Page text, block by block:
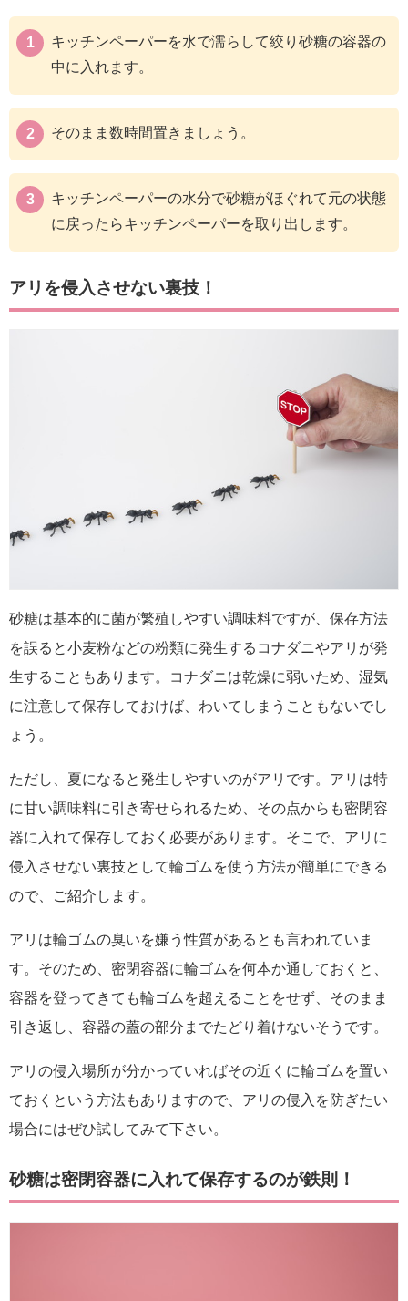
キッチンペーパーを水で濡らして絞り砂糖の容器の
中に入れます。
そのまま数時間置きましょう。
キッチンペーパーの水分で砂糖がほぐれて元の状態
に戻ったらキッチンペーパーを取り出します。
アリを侵入させない裏技！
砂糖は基本的に菌が繁殖しやすい調味料ですが、保存方法
を誤ると小麦粉などの粉類に発生するコナダニやアリが発
生することもあります。コナダニは乾燥に弱いため、湿気
に注意して保存しておけば、わいてしまうこともないでし
ょう。
ただし、夏になると発生しやすいのがアリです。アリは特
に甘い調味料に引き寄せられるため、その点からも密閉容
器に入れて保存しておく必要があります。そこで、アリに
侵入させない裏技として輪ゴムを使う方法が簡単にできる
ので、ご紹介します。
アリは輪ゴムの臭いを嫌う性質があるとも言われていま
す。そのため、密閉容器に輪ゴムを何本か通しておくと、
容器を登ってきても輪ゴムを超えることをせず、そのまま
引き返し、容器の蓋の部分までたどり着けないそうです。
アリの侵入場所が分かっていればその近くに輪ゴムを置い
ておくという方法もありますので、アリの侵入を防ぎたい
場合にはぜひ試してみて下さい。
砂糖は密閉容器に入れて保存するのが鉄則！